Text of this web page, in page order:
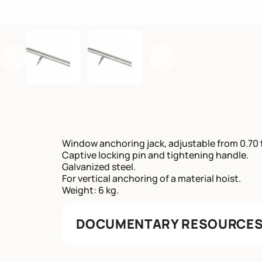
Previous
Window anchoring jack, adjustable from 0.70
Captive locking pin and tightening handle.
Galvanized steel.
For vertical anchoring of a material hoist.
Weight: 6 kg.
DOCUMENTARY RESOURCES